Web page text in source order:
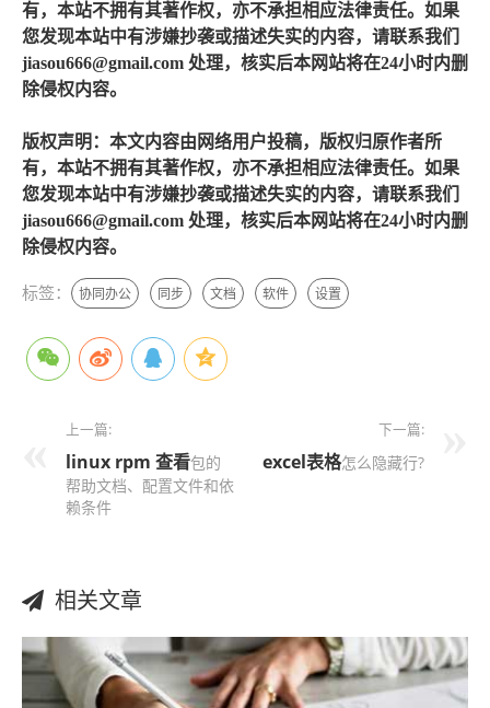
有，本站不拥有其著作权，亦不承担相应法律责任。如果
您发现本站中有涉嫌抄袭或描述失实的内容，请联系我们
jiasou666@gmail.com 处理，核实后本网站将在24小时内删
除侵权内容。
版权声明：本文内容由网络用户投稿，版权归原作者所
有，本站不拥有其著作权，亦不承担相应法律责任。如果
您发现本站中有涉嫌抄袭或描述失实的内容，请联系我们
jiasou666@gmail.com 处理，核实后本网站将在24小时内删
除侵权内容。
标签： 协同办公 同步 文档 软件 设置
上一篇:
linux rpm 查看包的
帮助文档、配置文件和依
赖条件
下一篇:
excel表格怎么隐藏行?
相关文章